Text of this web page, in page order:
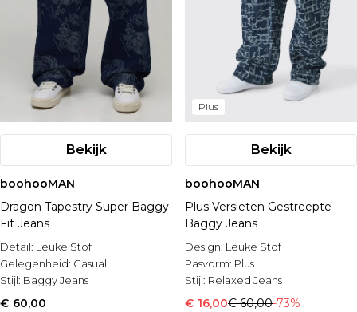
Bekijk
boohooMAN
Dragon Tapestry Super Baggy
Fit Jeans
Detail: Leuke Stof
Gelegenheid: Casual
Stijl: Baggy Jeans
€ 60,00
Plus
Bekijk
boohooMAN
Plus Versleten Gestreepte
Baggy Jeans
Design: Leuke Stof
Pasvorm: Plus
Stijl: Relaxed Jeans
€ 16,00€ 60,00-73%